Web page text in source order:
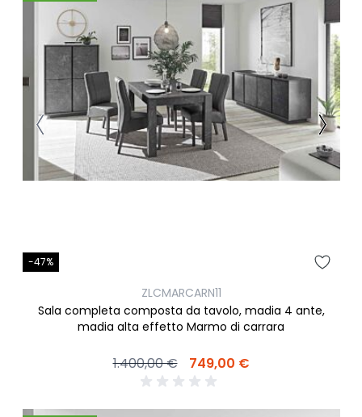
-47%
ZLCMARCARN11
Sala completa composta da tavolo, madia 4 ante,
madia alta effetto Marmo di carrara
1.400,00 € 749,00 €